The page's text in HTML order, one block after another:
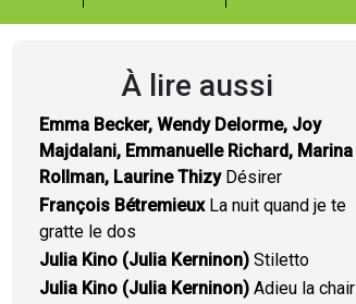
À lire aussi
Emma Becker, Wendy Delorme, Joy
Majdalani, Emmanuelle Richard, Marina
Rollman, Laurine ThizyDésirer
François BétremieuxLa nuit quand je te
gratte le dos
Julia Kino (Julia Kerninon) Stiletto
Julia Kino (Julia Kerninon) Adieu la chair